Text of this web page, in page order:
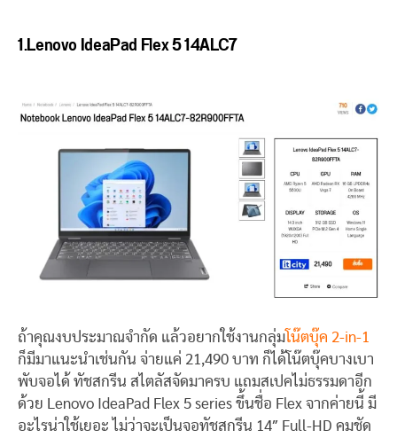
1.Lenovo IdeaPad Flex 5 14ALC7
ถ้าคุณงบประมาณจำกัด แล้วอยากใช้งานกลุ่มโน๊ตบุ๊ค 2-in-1
ก็มีมาแนะนำเช่นกัน จ่ายแค่ 21,490 บาท ก็ได้โน๊ตบุ๊คบางเบา
พับจอได้ ทัชสกรีน สไตลัสจัดมาครบ แถมสเปคไม่ธรรมดาอีก
ด้วย Lenovo IdeaPad Flex 5 series ขึ้นชื่อ Flex จากค่ายนี้ มี
อะไรน่าใช้เยอะ ไม่ว่าจะเป็นจอทัชสกรีน 14″ Full-HD คมชัด